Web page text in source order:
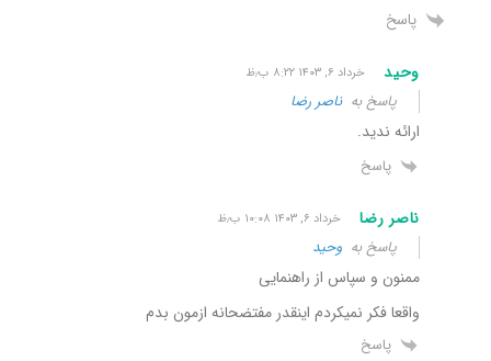
پاسخ
وحید خرداد ۶, ۱۴۰۳ ۸:۲۲ ب٫ظ
پاسخ بهناصر رضا
ارائه ندید.
پاسخ
ناصر رضا خرداد ۶, ۱۴۰۳ ۱۰:۰۸ ب٫ظ
پاسخ به وحید
ممنون و سپاس از راهنمایی
واقعا فکر نمیکردم اینقدر مفتضحانه ازمون بدم
پاسخ